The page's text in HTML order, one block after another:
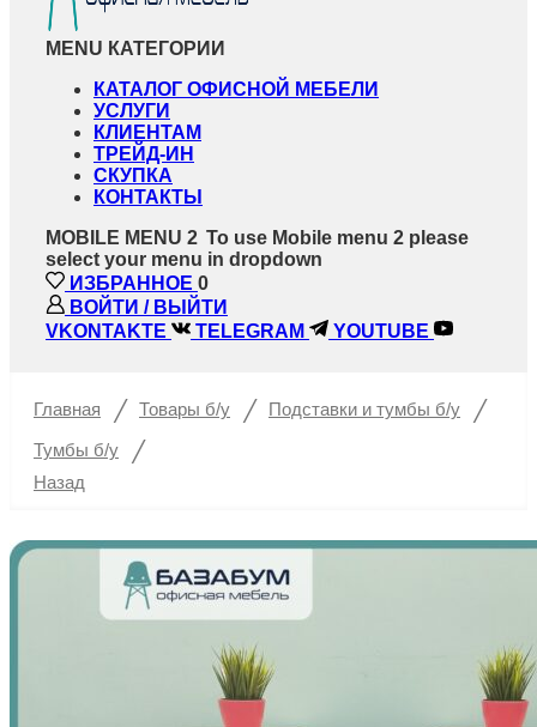
MENU КАТЕГОРИИ
КАТАЛОГ ОФИСНОЙ МЕБЕЛИ
УСЛУГИ
КЛИЕНТАМ
ТРЕЙД-ИН
СКУПКА
КОНТАКТЫ
MOBILE MENU 2 To use Mobile menu 2 please
select your menu in dropdown
ИЗБРАННОЕ 0
ВОЙТИ / ВЫЙТИ
VKONTAKTE
TELEGRAM YOUTUBE
Главная / Товары б/у / Подставки и тумбы б/у /
Тумбы б/у /
Назад